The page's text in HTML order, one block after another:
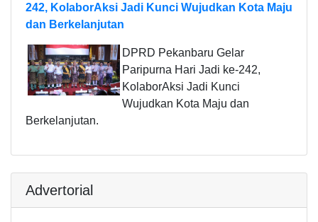
242, KolaborAksi Jadi Kunci Wujudkan Kota Maju
dan Berkelanjutan
DPRD Pekanbaru Gelar
Paripurna Hari Jadi ke-242,
KolaborAksi Jadi Kunci
Wujudkan Kota Maju dan
Berkelanjutan.
Advertorial